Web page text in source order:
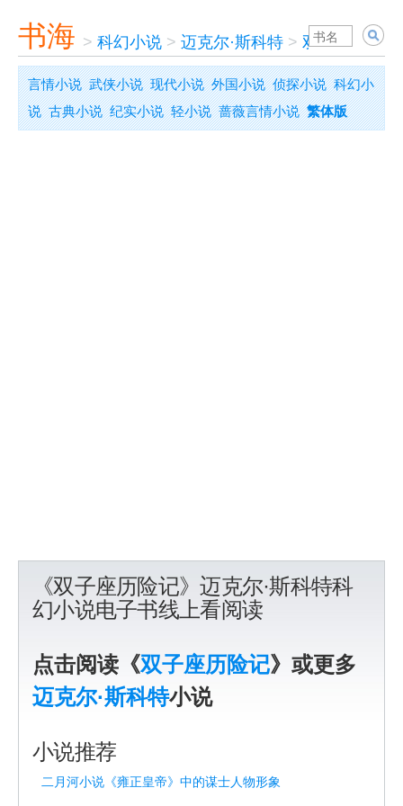
书海 > 科幻小说 > 迈克尔·斯科特 > 双子座历险记
言情小说 武侠小说 现代小说 外国小说 侦探小说 科幻小
说 古典小说 纪实小说 轻小说 蔷薇言情小说 繁体版
《双子座历险记》迈克尔·斯科特科
幻小说电子书线上看阅读
点击阅读《双子座历险记》或更多
迈克尔·斯科特小说
小说推荐
二月河小说《雍正皇帝》中的谋士人物形象